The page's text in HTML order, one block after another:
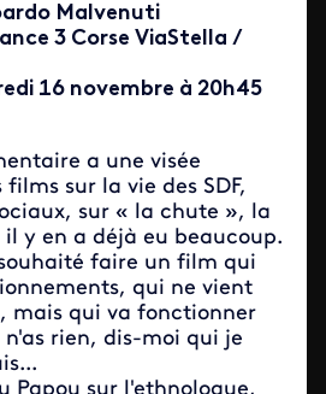
Malvenuti
3 Corse ViaStella /
16 novembre à 20h45
a une visée
sur la vie des SDF,
sur « la chute », la
y en a déjà eu beaucoup.
faire un film qui
qui ne vient
mais qui va fonctionner
rien, dis-moi qui je
Papou sur l'ethnologue,